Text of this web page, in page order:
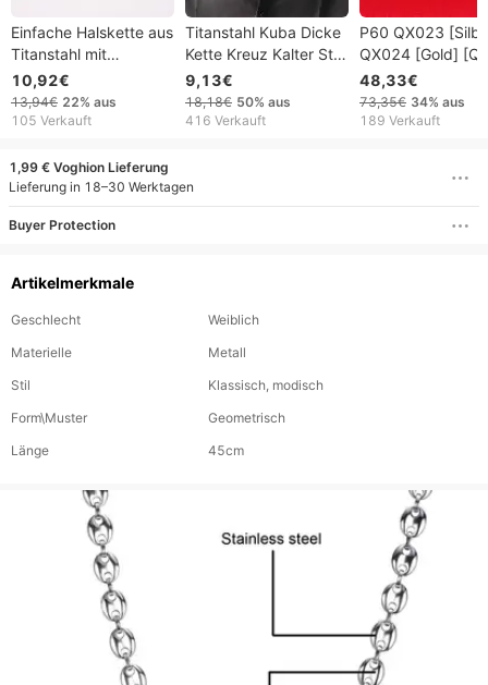
Einfache Halskette aus
Titanstahl mit
goldenen Zweigen und
Jadeblättern für
Frauen, vielseitig,
Netzrot,
10,92€
13,94€ 22% aus
105 Verkauft
Titanstahl Kuba Dicke
Kette Kreuz Kalter Stil
Herrenhalskette
Nische High-End
Damen Hip-Hop
9,13€
18,18€ 50% aus
416 Verkauft
P60 QX023
QX024 [Gold]
neueste
diamantverzierte
Kürbishalskette]
48,33€
73,35€ 34% aus
189 Verkauft
1,99 € Voghion Lieferung
Lieferung in 18–30 Werktagen
Buyer Protection
Artikelmerkmale
Geschlecht
Weiblich
Materielle
Metall
Stil
Klassisch, modisch
Form\Muster
Geometrisch
Länge
45cm